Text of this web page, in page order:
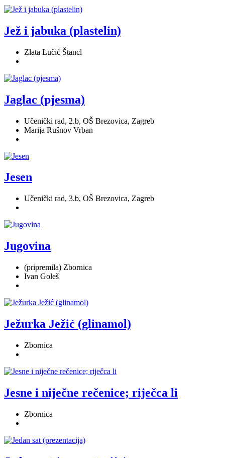
Jež i jabuka (plastelin)
Zlata Lučić Štancl
Jaglac (pjesma)
Učenički rad, 2.b, OŠ Brezovica, Zagreb
Marija Rušnov Vrban
Jesen
Učenički rad, 3.b, OŠ Brezovica, Zagreb
Jugovina
(pripremila) Zbornica
Ivan Goleš
Ježurka Ježić (glinamol)
Zbornica
Jesne i niječne rečenice; riječca li
Zbornica